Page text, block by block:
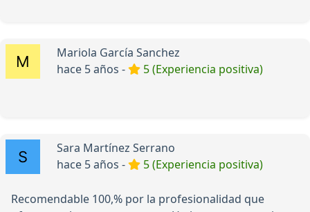
Mariola García Sanchez
hace 5 años -
5 (Experiencia positiva)
Sara Martínez Serrano
hace 5 años -
5 (Experiencia positiva)
Recomendable 100,% por la profesionalidad que